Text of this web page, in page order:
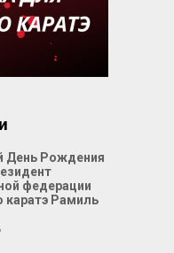
День Рождения
федерации
каратэ Рамиль